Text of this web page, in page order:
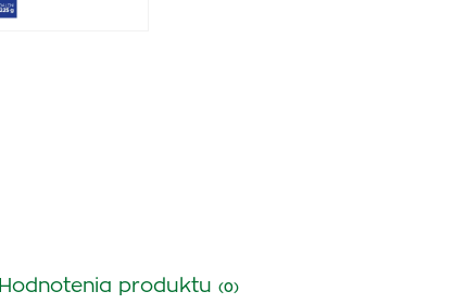
Hodnotenia produktu (0)